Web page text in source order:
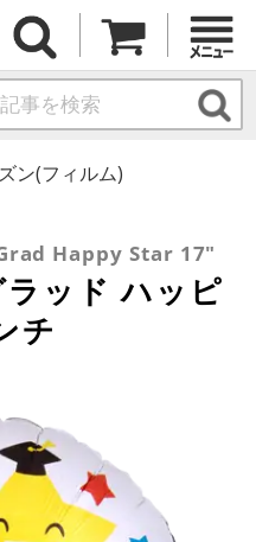
ン(フィルム)
Happy Star 17"
ッド ハッピ
チ